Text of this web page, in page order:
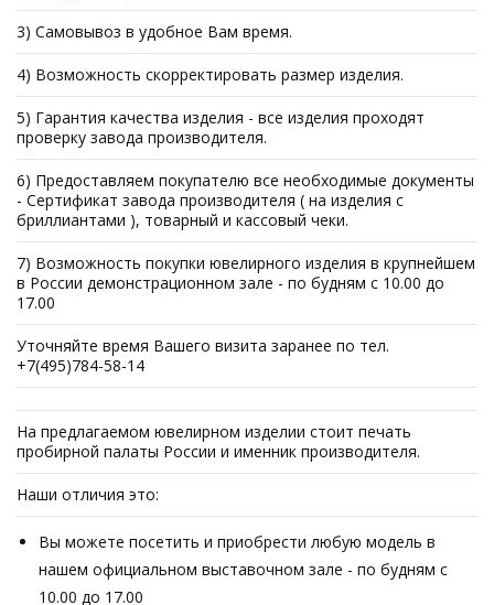
3) Самовывоз в удобное Вам время.
4) Возможность скорректировать размер изделия.
5) Гарантия качества изделия - все изделия проходят
проверку завода производителя.
6) Предоставляем покупателю все необходимые документы
- Сертификат завода производителя ( на изделия с
бриллиантами ), товарный и кассовый чеки.
7) Возможность покупки ювелирного изделия в крупнейшем
в России демонстрационном зале - по будням с 10.00 до
17.00
Уточняйте время Вашего визита заранее по тел.
+7(495)784-58-14
На предлагаемом ювелирном изделии стоит печать
пробирной палаты России и именник производителя.
Наши отличия это:
Вы можете посетить и приобрести любую модель в
нашем официальном выставочном зале - по будням с
10.00 до 17.00